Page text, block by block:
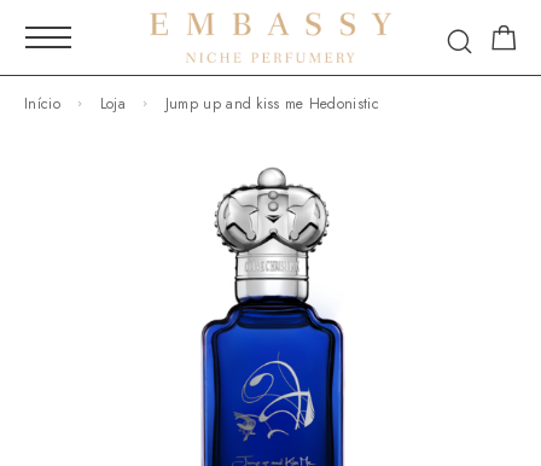
Início Loja Jump up and kiss me Hedonistic